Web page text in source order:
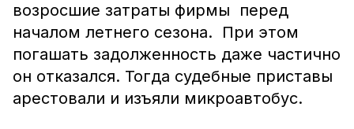
возросшие затраты фирмы перед
началом летнего сезона. При этом
погашать задолженность даже частично
он отказался. Тогда судебные приставы
арестовали и изъяли микроавтобус.